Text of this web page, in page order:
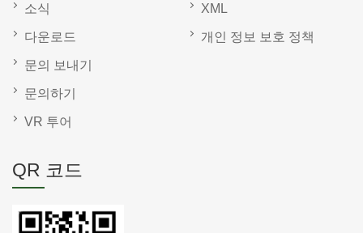
소식
다운로드
문의 보내기
문의하기
VR 투어
XML
개인 정보 보호 정책
QR 코드